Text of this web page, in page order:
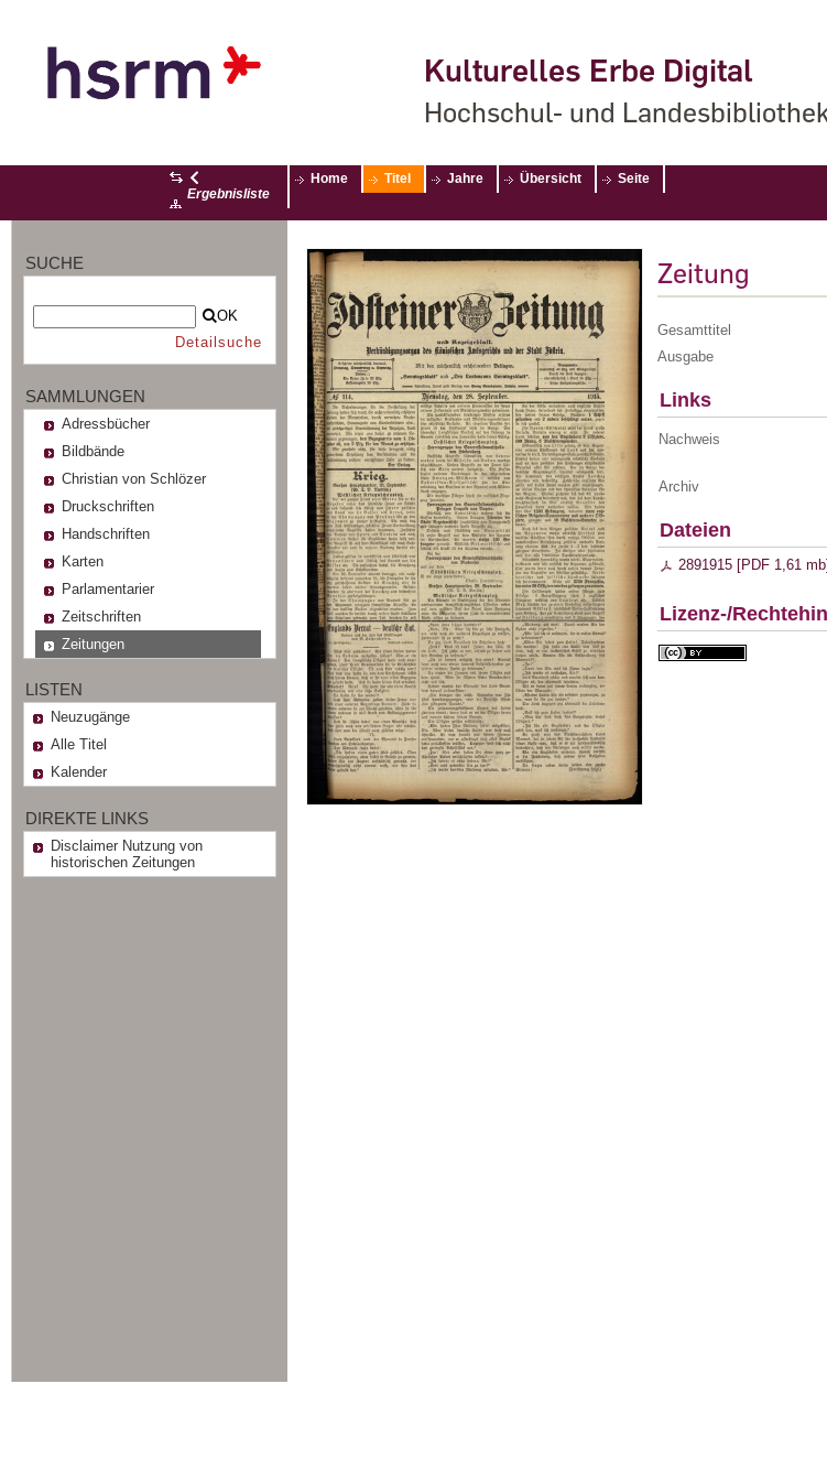
Kulturelles Erbe Digital
Hochschul- und
Ergebnisliste
Home Titel Jahre Übersicht Seite
SUCHE
OK
Detailsuche
SAMMLUNGEN
Adressbücher
Bildbände
Christian von Schlözer
Druckschriften
Handschriften
Karten
Parlamentarier
Zeitschriften
Zeitungen
LISTEN
Neuzugänge
Alle Titel
Kalender
DIREKTE LINKS
Disclaimer Nutzung von
historischen Zeitungen
Zeitung
Gesamttitel
Ausgabe
Links
Nachweis
Archiv
Dateien
2891915 [PDF 1,61 mb]
Lizenz-/